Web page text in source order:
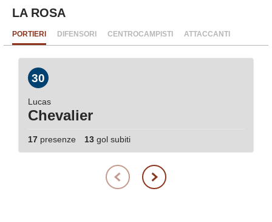
LA ROSA
PORTIERI DIFENSORI CENTROCAMPISTI ATTACCANTI
30
Lucas
Chevalier
17 presenze 13 gol subiti